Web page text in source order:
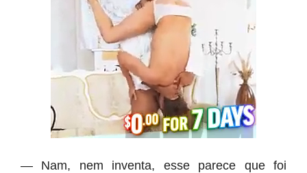
— Nam, nem inventa, esse parece que foi